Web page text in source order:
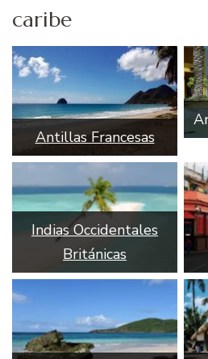
caribe
Antillas Francesas
Indias Occidentales
Británicas